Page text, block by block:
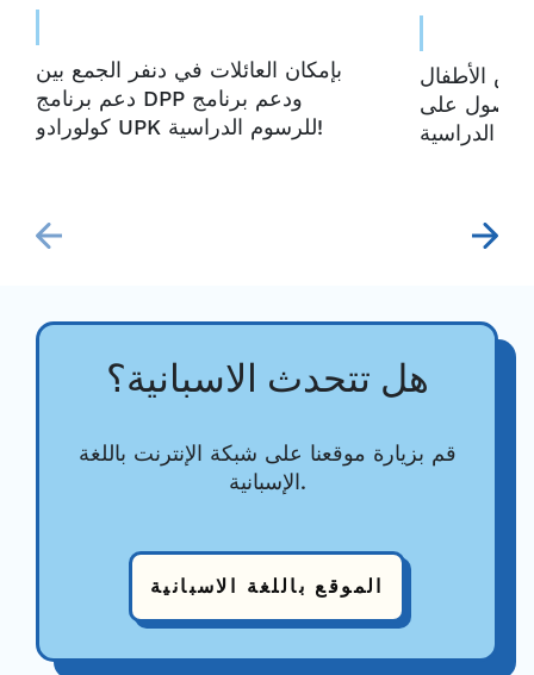
بإمكان العائلات في دنفر الجمع بين
دعم برنامج DPP ودعم برنامج
كولورادو UPK للرسوم الدراسية!
الأطفال
على
هل تتحدث الاسبانية؟
قم بزيارة موقعنا على شبكة الإنترنت باللغة
الإسبانية.
الموقع باللغة الاسبانية